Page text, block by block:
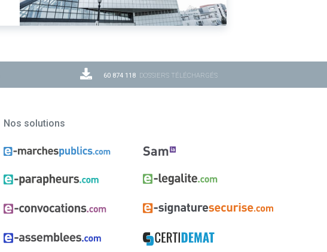
60 874 118 DOSSIERS TÉLÉCHARGÉS
Nos solutions